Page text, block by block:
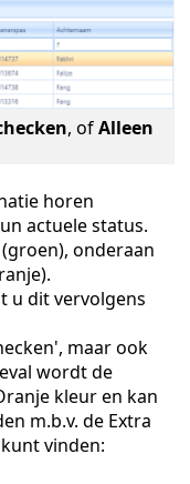
, ofAlleen
horen
actuele status.
onderaan
u dit vervolgens
maar ook
wordt de
kleur en kan
m.b.v. de Extra
vinden: